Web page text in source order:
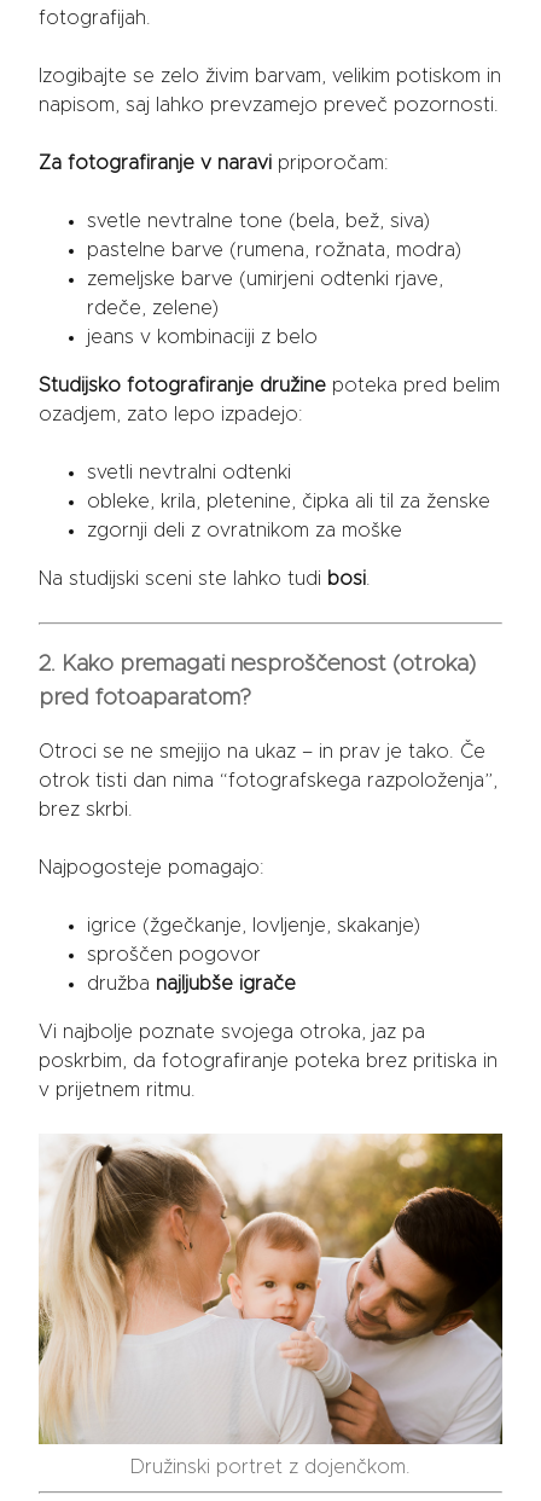
fotografijah.
Izogibajte se zelo živim barvam, velikim potiskom in
napisom, saj lahko prevzamejo preveč pozornosti.
Za fotografiranje v naravi priporočam:
svetle nevtralne tone (bela, bež, siva)
pastelne barve (rumena, rožnata, modra)
zemeljske barve (umirjeni odtenki rjave,
rdeče, zelene)
jeans v kombinaciji z belo
Studijsko fotografiranje družine poteka pred belim
ozadjem, zato lepo izpadejo:
svetli nevtralni odtenki
obleke, krila, pletenine, čipka ali til za ženske
zgornji deli z ovratnikom za moške
Na studijski sceni ste lahko tudi bosi
2. Kako premagati nesproščenost (otroka)
pred fotoaparatom?
Otroci se ne smejijo na ukaz – in prav je tako. Če
otrok tisti dan nima “fotografskega razpoloženja”,
brez skrbi.
Najpogosteje pomagajo:
igrice (žgečkanje, lovljenje, skakanje)
sproščen pogovor
družba najljubše igrače
Vi najbolje poznate svojega otroka, jaz pa
poskrbim, da fotografiranje poteka brez pritiska in
v prijetnem ritmu.
Družinski portret z dojenčkom.